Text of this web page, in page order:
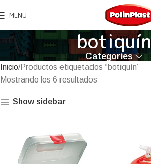
MENU
botiquín
Categories
Inicio Productos etiquetados “botiquín”
Mostrando los 6 resultados
Show sidebar